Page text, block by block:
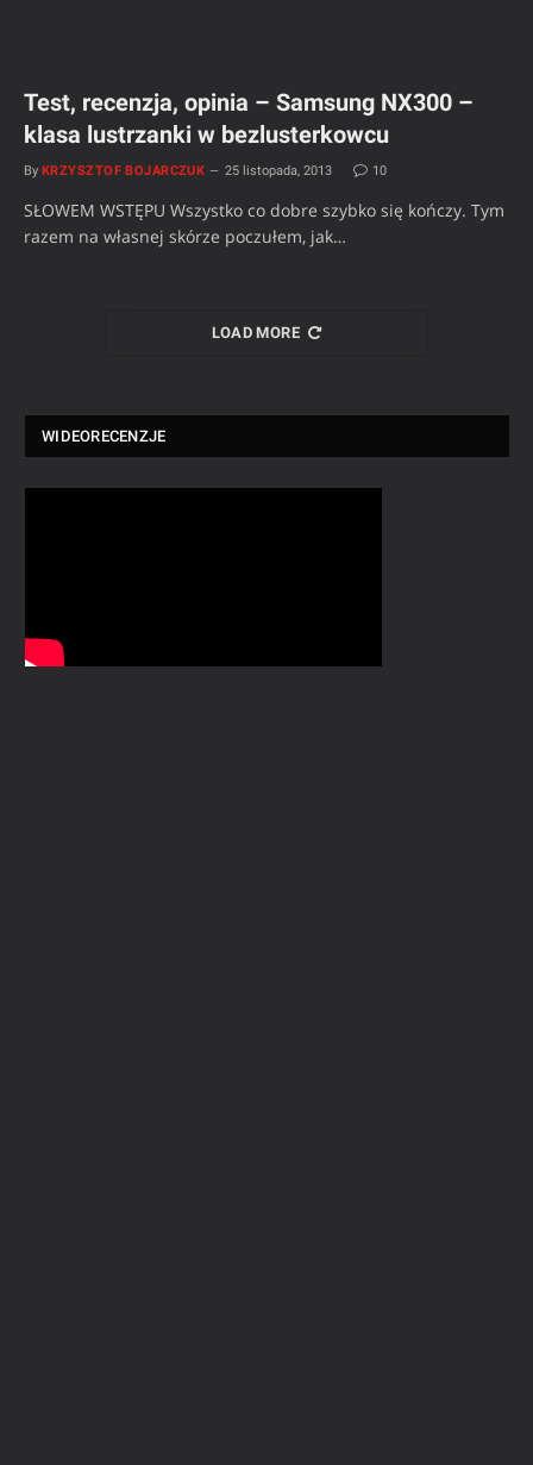
Test, recenzja, opinia – Samsung NX300 –
klasa lustrzanki w bezlusterkowcu
By KRZYSZTOF BOJARCZUK 25 listopada, 2013 10
SŁOWEM WSTĘPU Wszystko co dobre szybko się kończy. Tym
razem na własnej skórze poczułem, jak…
LOAD MORE
WIDEORECENZJE